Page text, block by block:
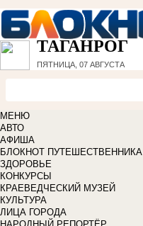
ТАГАНРОГ
ПЯТНИЦА, 07 АВГУСТА
МЕНЮ
АВТО
АФИША
БЛОКНОТ ПУТЕШЕСТВЕННИКА
ЗДОРОВЬЕ
КОНКУРСЫ
КРАЕВЕДЧЕСКИЙ МУЗЕЙ
КУЛЬТУРА
ЛИЦА ГОРОДА